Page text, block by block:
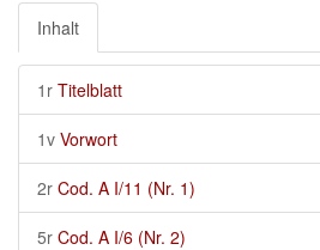
Inhalt
1r Titelblatt
1v Vorwort
2r Cod. A I/11 (Nr. 1)
5r Cod. A I/6 (Nr. 2)